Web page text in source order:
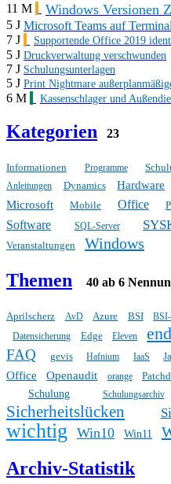
11 M Windows Versionen
5 J Microsoft Teams auf
7 J
Supportende Office 2019
5 J Druckverwaltung verschwunden
7 J Schulungsunterlagen
5 J Print Nightmare
6 M Kassenschlager und
Kategorien 23
Informationen Programme
Anleitungen
Dynamics Hardware
Microsoft Mobile Office
Software SQL-Server
Veranstaltungen
Windows
Themen 40 ab 6
Aprilscherz AvD Azure BSI
Datensicherung
Edge Eleven
FAQ gevis Hafnium IaaS
Office Openaudit orange
Schulung
Schulungsarchiv
Sicherheitslücken
wichtig Win10 Win11
Archiv-Statistik